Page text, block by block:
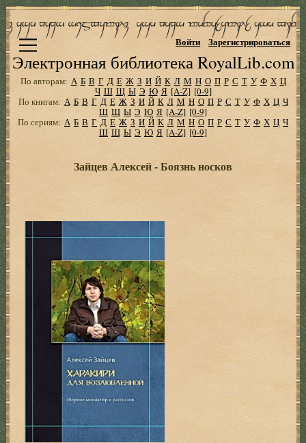
Электронная библиотека RoyalLib.com
Войти Зарегистрироваться
По авторам: А Б В Г Д Е Ж З И Й К Л М Н О П Р С Т У Ф Х Ц
Ч Ш Щ Ы Э Ю Я [A-Z] [0-9]
По книгам: А Б В Г Д Е Ж З И Й К Л М Н О П Р С Т У Ф Х Ц Ч
Ш Щ Ы Э Ю Я [A-Z] [0-9]
По сериям: А Б В Г Д Е Ж З И Й К Л М Н О П Р С Т У Ф Х Ц Ч
Ш Щ Ы Э Ю Я [A-Z] [0-9]
Зайцев Алексей - Боязнь носков